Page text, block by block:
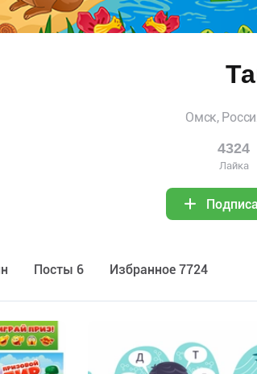
Омск,
4324
Лайка
Посты 6 Избранное 7724